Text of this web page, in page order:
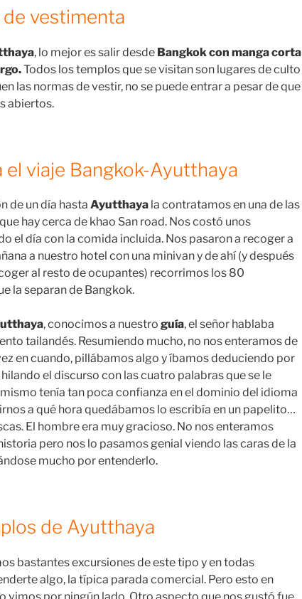
vestimenta
, lo mejor es salir desde Bangkok con manga corta
Todos los templos que se visitan son lugares de culto
las normas de vestir, no se puede entrar a pesar de que
abiertos.
el viaje Bangkok-Ayutthaya
de un día hasta Ayutthaya la contratamos en una de las
hay cerca de khao San road. Nos costó unos
el día con la comida incluida. Nos pasaron a recoger a
a nuestro hotel con una minivan y de ahí (y después
al resto de ocupantes) recorrimos los 80
la separan de Bangkok.
, conocimos a nuestro guía, el señor hablaba
tailandés. Resumiendo mucho, no nos enteramos de
en cuando, pillábamos algo y íbamos deduciendo por
el discurso con las cuatro palabras que se le
tenía tan poca confianza en el dominio del idioma
a qué hora quedábamos lo escribía en un papelito…
El hombre era muy gracioso. No nos enteramos
pero nos lo pasamos genial viendo las caras de la
mucho por entenderlo.
de Ayutthaya
bastantes excursiones de este tipo y en todas
algo, la típica parada comercial. Pero esto en